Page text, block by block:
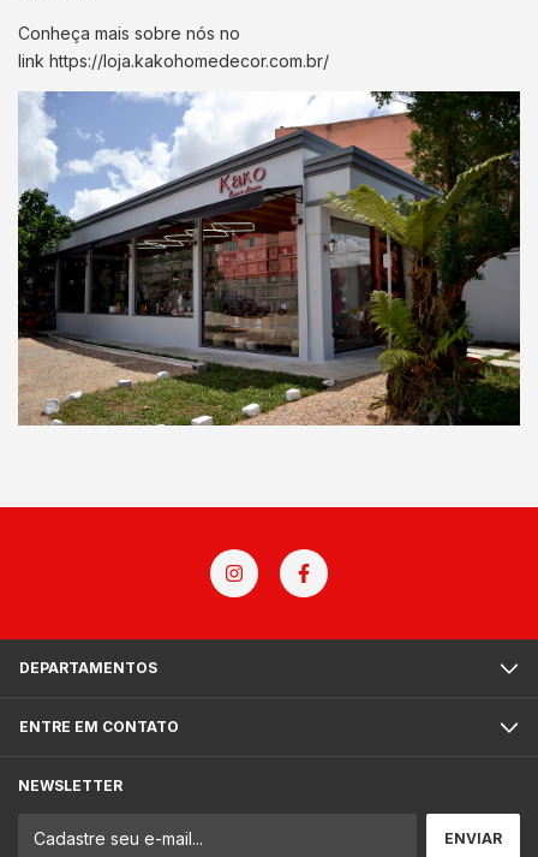
Conheça mais sobre nós no
link https://loja.kakohomedecor.com.br/
DEPARTAMENTOS
ENTRE EM CONTATO
NEWSLETTER